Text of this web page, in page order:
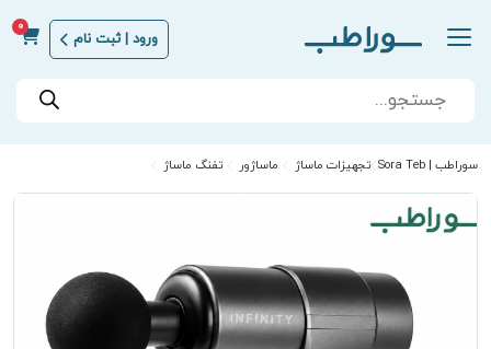
ورود | ثبت نام
0
Products
search
سوراطب | Sora Teb تجهیزات ماساژ ماساژور تفنگ ماساژ